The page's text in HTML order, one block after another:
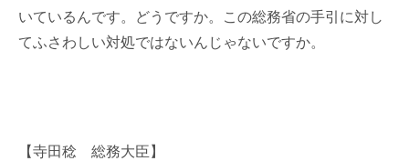
いているんです。どうですか。この総務省の手引に対し
てふさわしい対処ではないんじゃないですか。
【寺田稔 総務大臣】